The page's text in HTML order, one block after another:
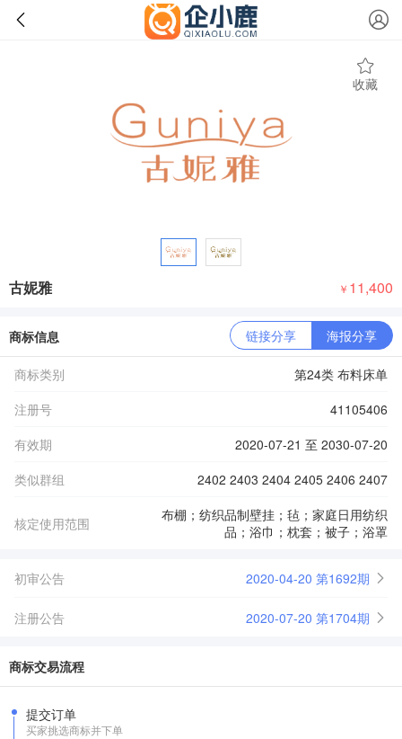
收藏
古妮雅 ￥ 11,400
商标信息 链接分享 海报分享
商标类别
第24类 布料床单
注册号
41105406
有效期
2020-07-21 至 2030-07-20
类似群组
2402 2403 2404 2405 2406 2407
核定使用范围
布棚；纺织品制壁挂；毡；家庭日用纺织
品；浴巾；枕套；被子；浴罩
初审公告 2020-04-20 第1692期
注册公告 2020-07-20 第1704期
商标交易流程
提交订单
买家挑选商标并下单